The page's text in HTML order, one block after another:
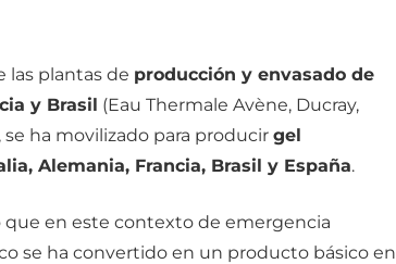
las plantas de producción y envasado de
y Brasil (Eau Thermale Avène, Ducray,
se ha movilizado para producir gel
Alemania, Francia, Brasil y España.
que en este contexto de emergencia
se ha convertido en un producto básico en